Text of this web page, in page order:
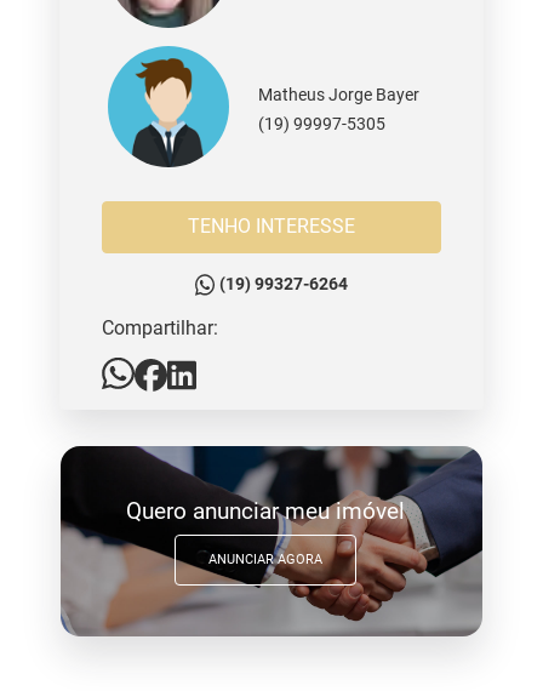
Matheus Jorge Bayer
(19) 99997-5305
TENHO INTERESSE
(19) 99327-6264
Compartilhar:
Quero anunciar meu imóvel
ANUNCIAR AGORA